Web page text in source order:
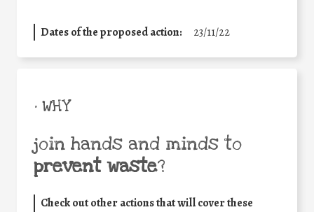
Dates of the proposed action: 23/11/22
• WHY
join hands and minds to
prevent waste?
Check out other actions that will cover these